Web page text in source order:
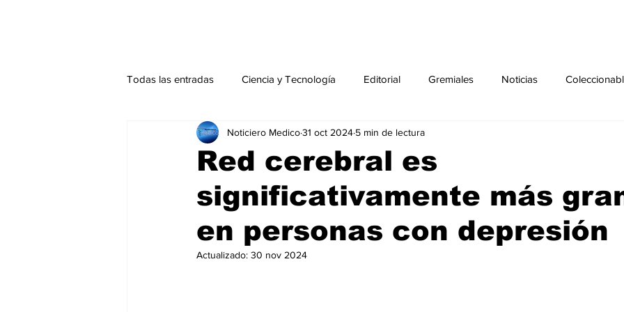
Todas las entradas Ciencia y Tecnología Editorial Gremiales Noticias
Actualidad Salud Mental Agenda Sección especial
Endocrinología Actualidad especial Ciencia y Tecnología especial Coleccionable
Consulta Externa especial
Red cerebral es
significativamente más
en personas con depresión
Noticiero Medico31 oct 2024 5 min de lectura
Actualizado: 30 nov 2024